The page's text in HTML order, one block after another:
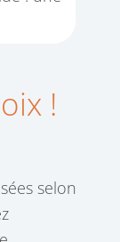
!
selon